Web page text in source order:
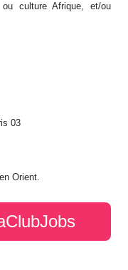
culture Afrique, et/ou
03
Orient.